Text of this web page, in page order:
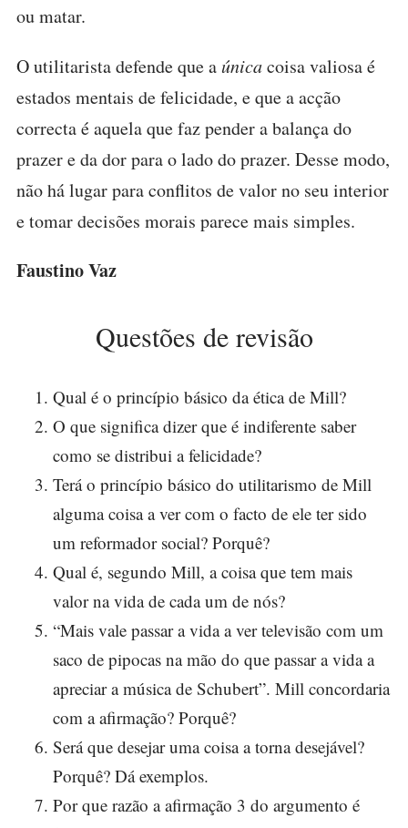
ou matar.
O utilitarista defende que aúnicacoisa valiosa é
estados mentais de felicidade, e que a acção
correcta é aquela que faz pender a balança do
prazer e da dor para o lado do prazer. Desse modo,
não há lugar para conflitos de valor no seu interior
e tomar decisões morais parece mais simples.
Faustino Vaz
Questões de revisão
Qual é o princípio básico da ética de Mill?
O que significa dizer que é indiferente saber
como se distribui a felicidade?
Terá o princípio básico do utilitarismo de Mill
alguma coisa a ver com o facto de ele ter sido
um reformador social? Porquê?
Qual é, segundo Mill, a coisa que tem mais
valor na vida de cada um de nós?
“Mais vale passar a vida a ver televisão com um
saco de pipocas na mão do que passar a vida a
apreciar a música de Schubert”. Mill concordaria
com a afirmação? Porquê?
Será que desejar uma coisa a torna desejável?
Porquê? Dá exemplos.
Por que razão a afirmação 3 do argumento é